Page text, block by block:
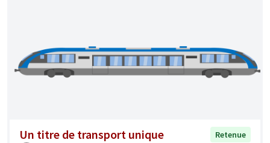
Un titre de transport unique
Retenue